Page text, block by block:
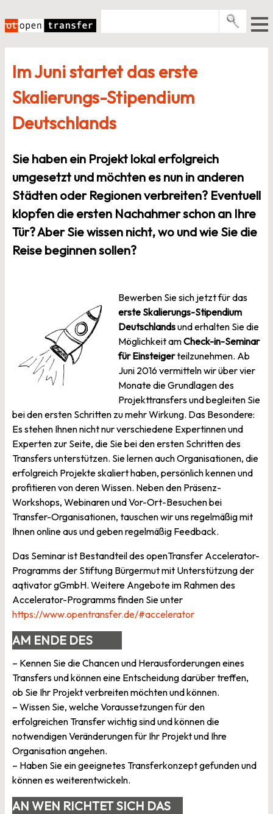
Inhalt
springen
Events
E-Books
Newsletter
Im Juni startet das erste
Skalierungs-Stipendium
Deutschlands
Sie haben ein Projekt lokal erfolgreich
umgesetzt und möchten es nun in anderen
Städten oder Regionen verbreiten? Eventuell
klopfen die ersten Nachahmer schon an Ihre
Tür? Aber Sie wissen nicht, wo und wie Sie die
Reise beginnen sollen?
Bewerben Sie sich jetzt für das
erste Skalierungs-Stipendium
Deutschlandsund erhalten Sie die
Möglichkeit amCheck-in-Seminar
für Einsteigerteilzunehmen. Ab
Juni 2016 vermitteln wir über vier
Monate die Grundlagen des
Projekttransfers und begleiten Sie
bei den ersten Schritten zu mehr Wirkung. Das Besondere:
Es stehen Ihnen nicht nur verschiedene Expertinnen und
Experten zur Seite, die Sie bei den ersten Schritten des
Transfers unterstützen. Sie lernen auch Organisationen, die
erfolgreich Projekte skaliert haben, persönlich kennen und
profitieren von deren Wissen. Neben den Präsenz-
Workshops, Webinaren und Vor-Ort-Besuchen bei
Transfer-Organisationen, tauschen wir uns regelmäßig mit
Ihnen online aus und geben regelmäßig Feedback.
Das Seminar ist Bestandteil des openTransfer Accelerator-
Programms der Stiftung Bürgermut mit Unterstützung der
aqtivator gGmbH. Weitere Angebote im Rahmen des
Accelerator-Programms finden Sie unter
https://www.opentransfer.de/#accelerator
AM ENDE DES
SEMINARS
– Kennen Sie die Chancen und Herausforderungen eines
Transfers und können eine Entscheidung darüber treffen,
ob Sie Ihr Projekt verbreiten möchten und können.
– Wissen Sie, welche Voraussetzungen für den
erfolgreichen Transfer wichtig sind und können die
notwendigen Veränderungen für Ihr Projekt und Ihre
Organisation angehen.
– Haben Sie ein geeignetes Transferkonzept gefunden und
können es weiterentwickeln.
AN WEN RICHTET SICH DAS